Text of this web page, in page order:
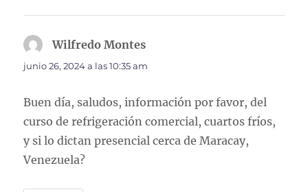
Wilfredo Montes
junio 26, 2024 a las 10:35 am
Buen día, saludos, información por favor, del
curso de refrigeración comercial, cuartos fríos,
y si lo dictan presencial cerca de Maracay,
Venezuela?